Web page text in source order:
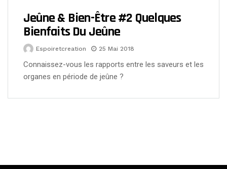
Jeûne & Bien-Être #2 Quelques
Bienfaits Du Jeûne
Espoiretcreation 25 Mai 2018
Connaissez-vous les rapports entre les saveurs et les
organes en période de jeûne ?